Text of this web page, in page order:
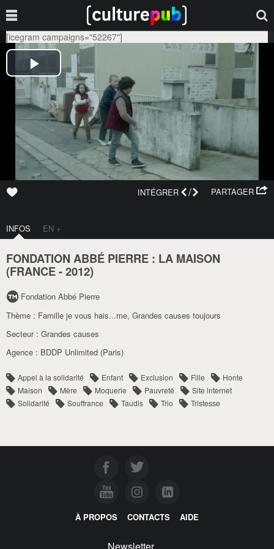
[icegram campaigns="52267"]
PARTAGER
INTÉGRER /
INFOS EN +
FONDATION ABBÉ PIERRE : LA MAISON
(FRANCE-2012)
Fondation Abbé Pierre
Thème : Famille je vous hais...me, Grandes causes toujours
Secteur : Grandes causes
Agence : BDDP Unlimited (Paris)
Appel à la solidarité Enfant Exclusion Fille
Honte
Maison
Mère Moquerie Pauvreté
Site internet
Solidarité
Souffrance Taudis Trio Tristesse
À PROPOS CONTACTS AIDE